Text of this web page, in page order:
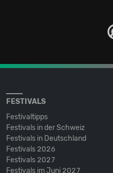
FESTIVALS
Festivaltipps
Festivals in der Schweiz
Festivals in Deutschland
Festivals 2026
Festivals 2027
Festivals im Juni 2027